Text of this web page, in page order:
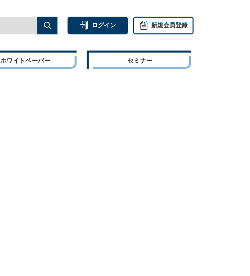
ログイン 新規会員登録
ホワイトペーパー セミナー